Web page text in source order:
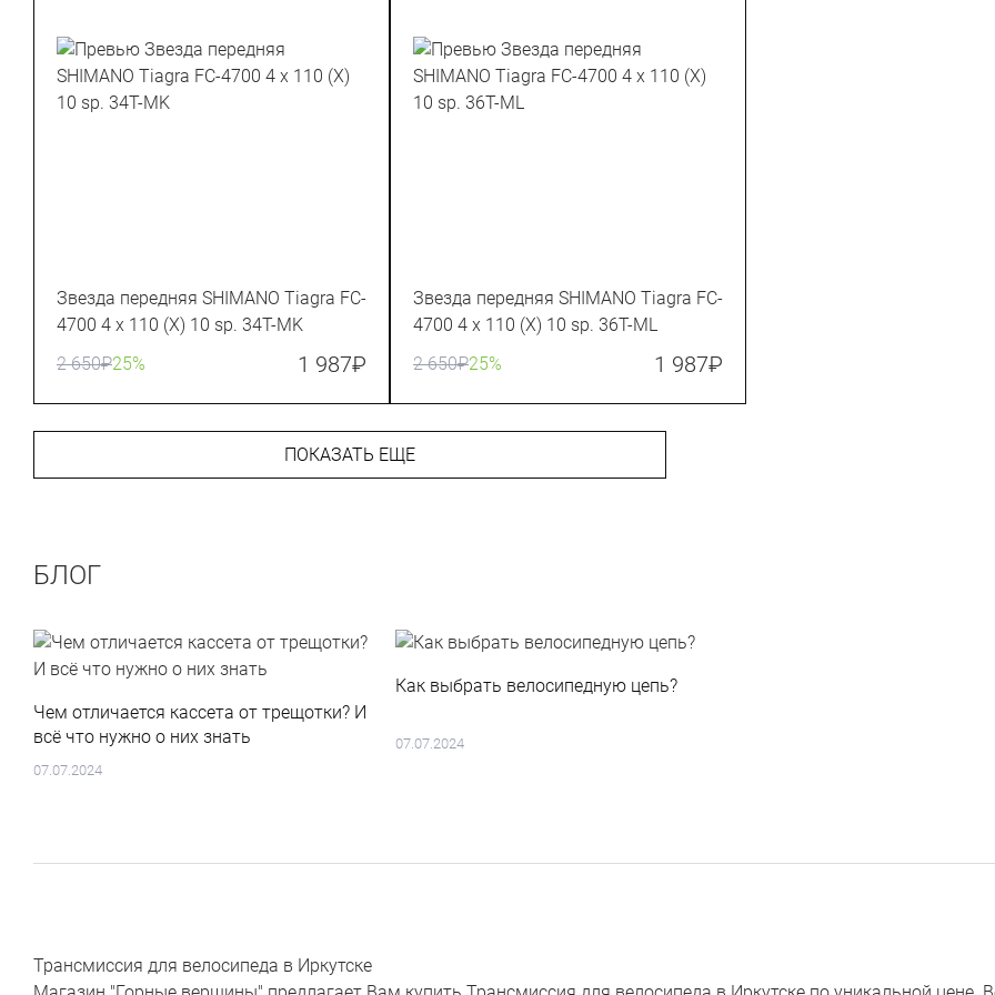
Звезда передняя SHIMANO Tiagra FC-
4700 4 x 110 (X) 10 sp. 34T-MK
2 650₽25% 1 987₽
Звезда передняя SHIMANO Tiagra FC-
4700 4 x 110 (X) 10 sp. 36T-ML
2 650₽25% 1 987₽
ПОКАЗАТЬ ЕЩЕ
БЛОГ
Чем отличается кассета от трещотки? И
всё что нужно о них знать
07.07.2024
Как выбрать велосипедную цепь?
07.07.2024
Трансмиссия для велосипеда в Иркутске